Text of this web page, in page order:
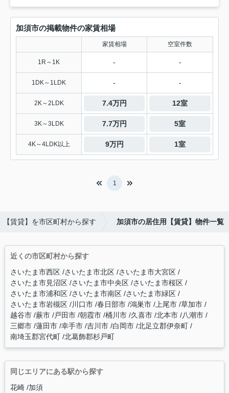
加須市の掲載物件の家賃相場
家賃相場 空室件数
1R～1K - -
1DK～1LDK - -
2K～2LDK 7.4万円 12室
3K～3LDK 7.7万円 5室
4K～4LDK以上 9万円 1室
1
【賃貸】を市区町村から探す 加須市の居住用【賃貸】物件一覧
近くの市区町村から探す
さいたま市西区 さいたま市北区 さいたま市大宮区
さいたま市見沼区 さいたま市中央区 さいたま市桜区
さいたま市浦和区 さいたま市南区 さいたま市緑区
さいたま市岩槻区 川口市 春日部市 鴻巣市 上尾市 草加市
越谷市 蕨市 戸田市 朝霞市 桶川市 久喜市 北本市 八潮市
三郷市 蓮田市 幸手市 吉川市 白岡市 北足立郡伊奈町
南埼玉郡宮代町 北葛飾郡杉戸町
同じエリアにある駅から探す
花崎 加須